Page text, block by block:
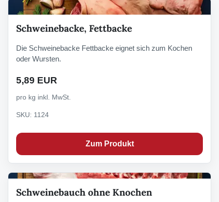
Schweinebacke, Fettbacke
Die Schweinebacke Fettbacke eignet sich zum Kochen
oder Wursten.
5,89 EUR
pro kg inkl. MwSt.
SKU: 1124
Zum Produkt
Schweinebauch ohne Knochen